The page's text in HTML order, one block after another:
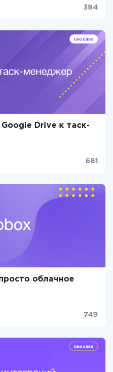
384
Drive к таск-
681
облачное
749